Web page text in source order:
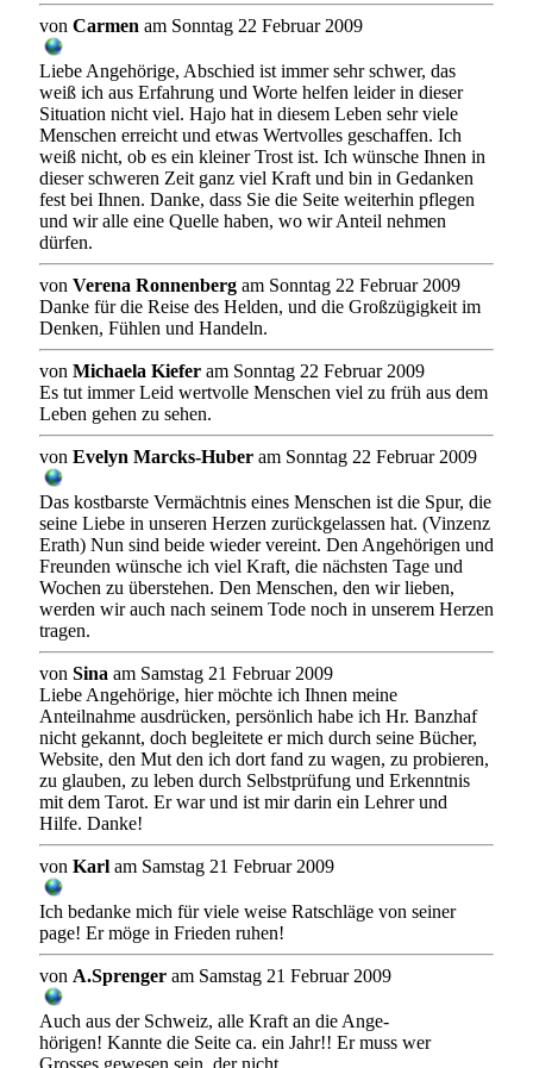
von Carmen am Sonntag 22 Februar 2009
Liebe Angehörige, Abschied ist immer sehr schwer, das
weiß ich aus Erfahrung und Worte helfen leider in dieser
Situation nicht viel. Hajo hat in diesem Leben sehr viele
Menschen erreicht und etwas Wertvolles geschaffen. Ich
weiß nicht, ob es ein kleiner Trost ist. Ich wünsche Ihnen in
dieser schweren Zeit ganz viel Kraft und bin in Gedanken
fest bei Ihnen. Danke, dass Sie die Seite weiterhin pflegen
und wir alle eine Quelle haben, wo wir Anteil nehmen
dürfen.
von Verena Ronnenberg am Sonntag 22 Februar 2009
Danke für die Reise des Helden, und die Großzügigkeit im
Denken, Fühlen und Handeln.
von Michaela Kiefer am Sonntag 22 Februar 2009
Es tut immer Leid wertvolle Menschen viel zu früh aus dem
Leben gehen zu sehen.
von Evelyn Marcks-Huber am Sonntag 22 Februar 2009
Das kostbarste Vermächtnis eines Menschen ist die Spur, die
seine Liebe in unseren Herzen zurückgelassen hat. (Vinzenz
Erath) Nun sind beide wieder vereint. Den Angehörigen und
Freunden wünsche ich viel Kraft, die nächsten Tage und
Wochen zu überstehen. Den Menschen, den wir lieben,
werden wir auch nach seinem Tode noch in unserem Herzen
tragen.
von Sina am Samstag 21 Februar 2009
Liebe Angehörige, hier möchte ich Ihnen meine
Anteilnahme ausdrücken, persönlich habe ich Hr. Banzhaf
nicht gekannt, doch begleitete er mich durch seine Bücher,
Website, den Mut den ich dort fand zu wagen, zu probieren,
zu glauben, zu leben durch Selbstprüfung und Erkenntnis
mit dem Tarot. Er war und ist mir darin ein Lehrer und
Hilfe. Danke!
von Karl am Samstag 21 Februar 2009
Ich bedanke mich für viele weise Ratschläge von seiner
page! Er möge in Frieden ruhen!
von A.Sprenger am Samstag 21 Februar 2009
Auch aus der Schweiz, alle Kraft an die Ange-
hörigen! Kannte die Seite ca. ein Jahr!! Er muss wer
Grosses gewesen sein, der nicht